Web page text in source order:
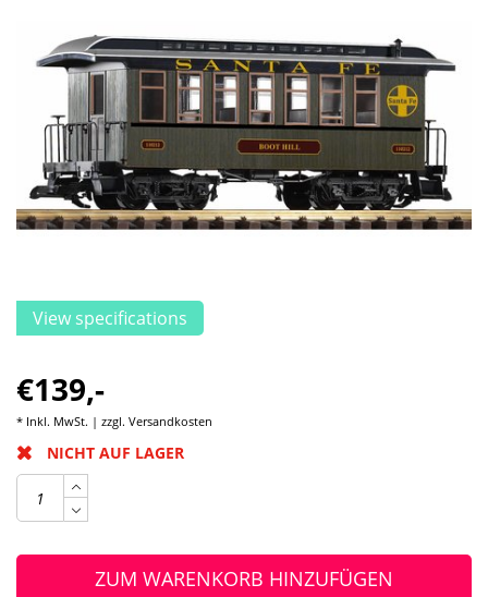
View specifications
€139,-
* Inkl. MwSt. | zzgl. Versandkosten
NICHT AUF LAGER
ZUM WARENKORB HINZUFÜGEN